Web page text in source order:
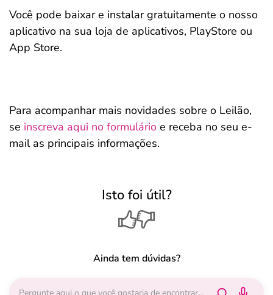
Você pode baixar e instalar gratuitamente o nosso
aplicativo na sua loja de aplicativos, PlayStore ou
App Store.
Para acompanhar mais novidades sobre o Leilão,
se inscreva aqui no formulário e receba no seu e-
mail as principais informações.
Isto foi útil?
Ainda tem dúvidas?